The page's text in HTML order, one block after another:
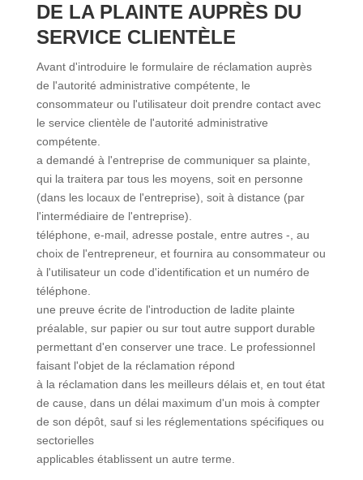
DE LA PLAINTE AUPRÈS DU
SERVICE CLIENTÈLE
Avant d'introduire le formulaire de réclamation auprès
de l'autorité administrative compétente, le
consommateur ou l'utilisateur doit prendre contact avec
le service clientèle de l'autorité administrative
compétente.
a demandé à l'entreprise de communiquer sa plainte,
qui la traitera par tous les moyens, soit en personne
(dans les locaux de l'entreprise), soit à distance (par
l'intermédiaire de l'entreprise).
téléphone, e-mail, adresse postale, entre autres -, au
choix de l'entrepreneur, et fournira au consommateur ou
à l'utilisateur un code d'identification et un numéro de
téléphone.
une preuve écrite de l'introduction de ladite plainte
préalable, sur papier ou sur tout autre support durable
permettant d'en conserver une trace. Le professionnel
faisant l'objet de la réclamation répond
à la réclamation dans les meilleurs délais et, en tout état
de cause, dans un délai maximum d'un mois à compter
de son dépôt, sauf si les réglementations spécifiques ou
sectorielles
applicables établissent un autre terme.